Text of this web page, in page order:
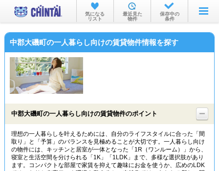
お部屋を探す
沿線・駅から
物件特集から
TOP
気になる
リスト
最近見た
物件
保存中の
条件
中郡大磯町の一人暮らし向けの賃貸物件情報を探す
中郡大磯町の一人暮らし向けの賃貸物件のポイント
理想の一人暮らしを叶えるためには、自分のライフスタイルに合った「間
取り」と「予算」のバランスを見極めることが大切です。一人暮らし向け
の物件には、キッチンと居室が一体となった「1R（ワンルーム）」から、
寝室と生活空間を分けられる「1K」「1LDK」まで、多様な選択肢があり
ます。コンパクトな部屋で家賃を抑えて趣味にお金を使うか、広めのLDK